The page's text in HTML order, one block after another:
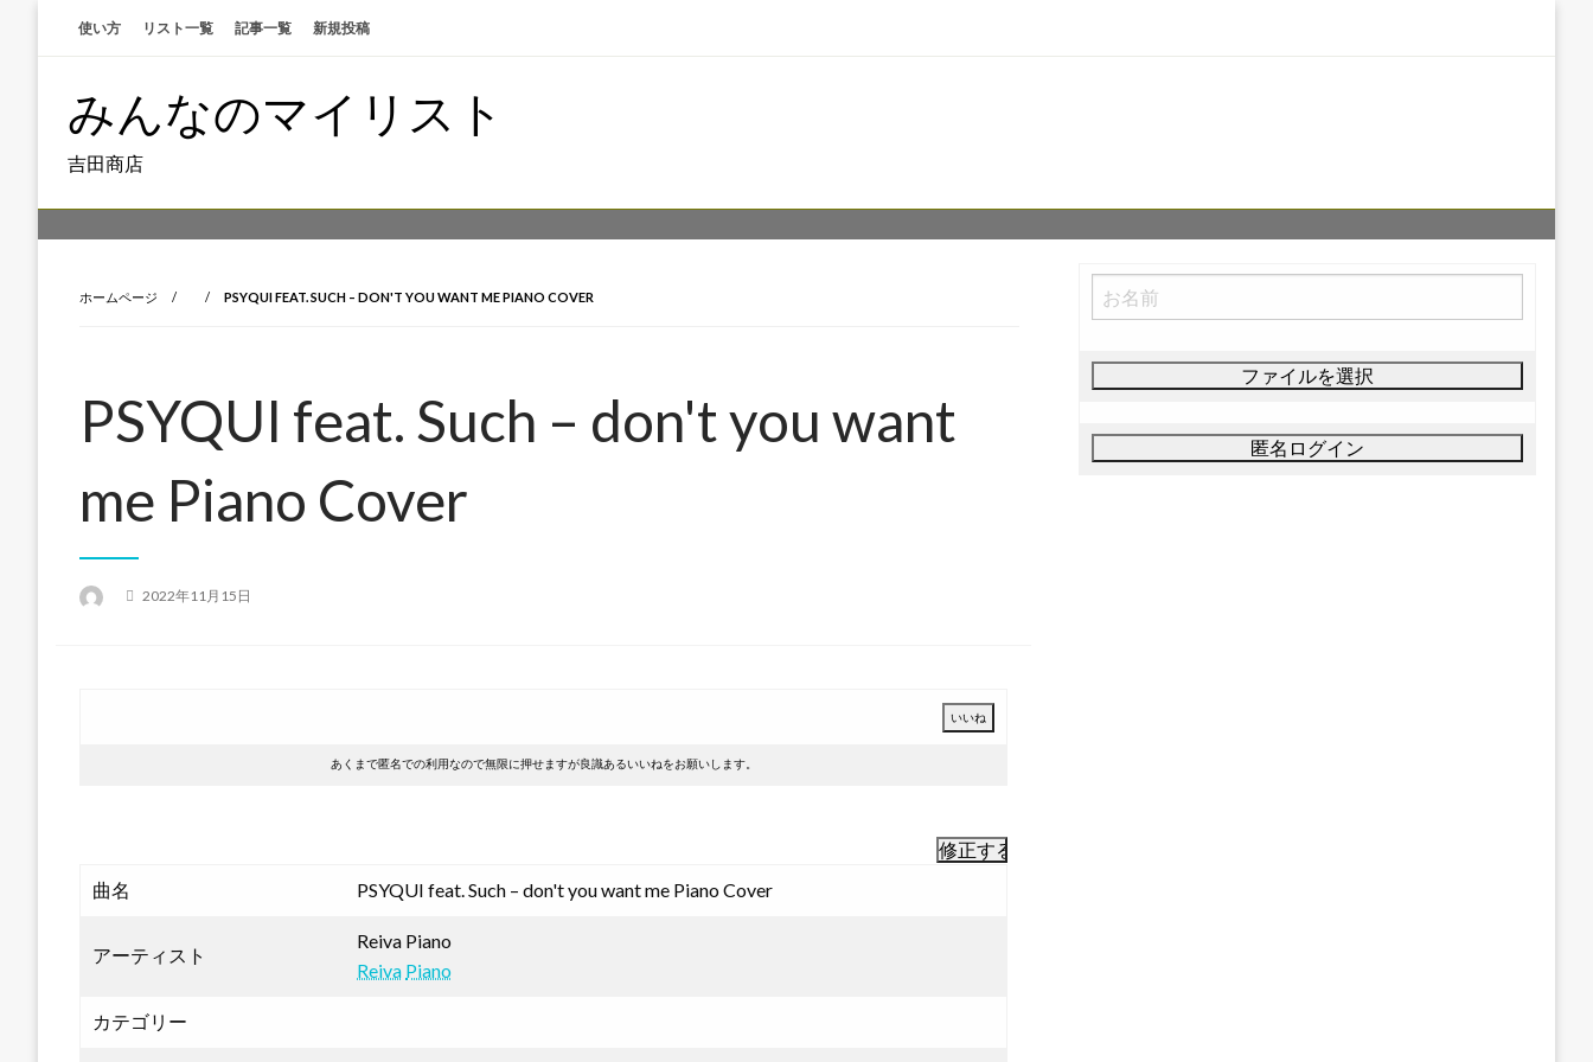
使い方 リスト一覧 記事一覧 新規投稿
みんなのマイリスト
吉田商店
ホームページ PSYQUI FEAT. SUCH – DON'T YOU WANT ME PIANO COVER
PSYQUI feat. Such – don't you want
me Piano Cover
投
2022年11月15日
あくまで匿名での利用なので無限に押せますが良識あるいいねをお願いします。
曲名 PSYQUI feat. Such – don't you want me Piano Cover
アーティスト
Reiva Piano
Reiva Piano
カテゴリー